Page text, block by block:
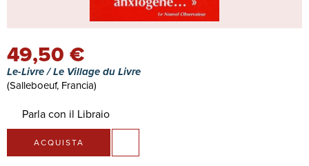
49,50 €
Le-Livre / Le Village du Livre
(Salleboeuf, Francia)
Parla con il Libraio
ACQUISTA